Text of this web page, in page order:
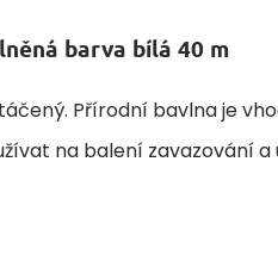
barva bílá 40 m
Přírodní bavlna je
na balení zavazování a